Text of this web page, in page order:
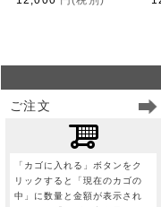
ご注文
「カゴに入れる」ボタンをク
リックすると「現在のカゴの
中」に数量と金額が表示され